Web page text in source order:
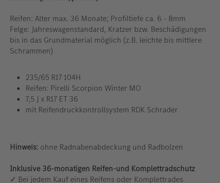
Reifen: Alter max. 36 Monate; Profiltiefe ca. 6 - 8mm
Felge: Jahreswagenstandard, Kratzer bzw. Beschädigungen
bis in das Grundmaterial möglich (z.B. leichte bis mittlere
Schrammen)
235/65 R17 104H
Reifen: Pirelli Scorpion Winter MO
7,5 J x R17 ET 36
mit Reifendruckkontrollsystem RDK Schrader
Hinweis: ohne Radnabenabdeckung und Radbolzen
Inklusive 36-monatigen Reifen-und Komplettradschutz
✓ Bei jedem Kauf eines Reifens oder Komplettrades